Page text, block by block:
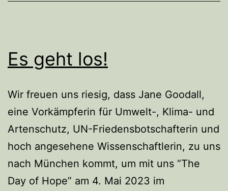
Es geht los!
Wir freuen uns riesig, dass Jane Goodall,
eine Vorkämpferin für Umwelt-, Klima- und
Artenschutz, UN-Friedensbotschafterin und
hoch angesehene Wissenschaftlerin, zu uns
nach München kommt, um mit uns “The
Day of Hope” am 4. Mai 2023 im